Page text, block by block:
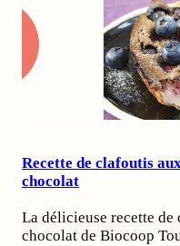
Recette de clafoutis
chocolat
La délicieuse recette
chocolat de Biocoop